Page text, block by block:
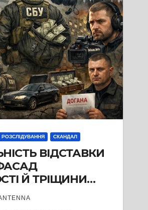
РОЗСЛІДУВАННЯ СКАНДАЛ
ВІДСТАВКИ
Й ТРІЩИНИ
СБУ